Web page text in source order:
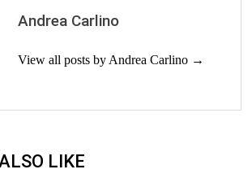
Andrea Carlino
View all posts by Andrea Carlino →
LIKE